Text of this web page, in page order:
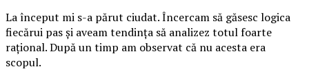
La început mi s-a părut ciudat. Încercam să găsesc logica
fiecărui pas și aveam tendința să analizez totul foarte
rațional. După un timp am observat că nu acesta era
scopul.